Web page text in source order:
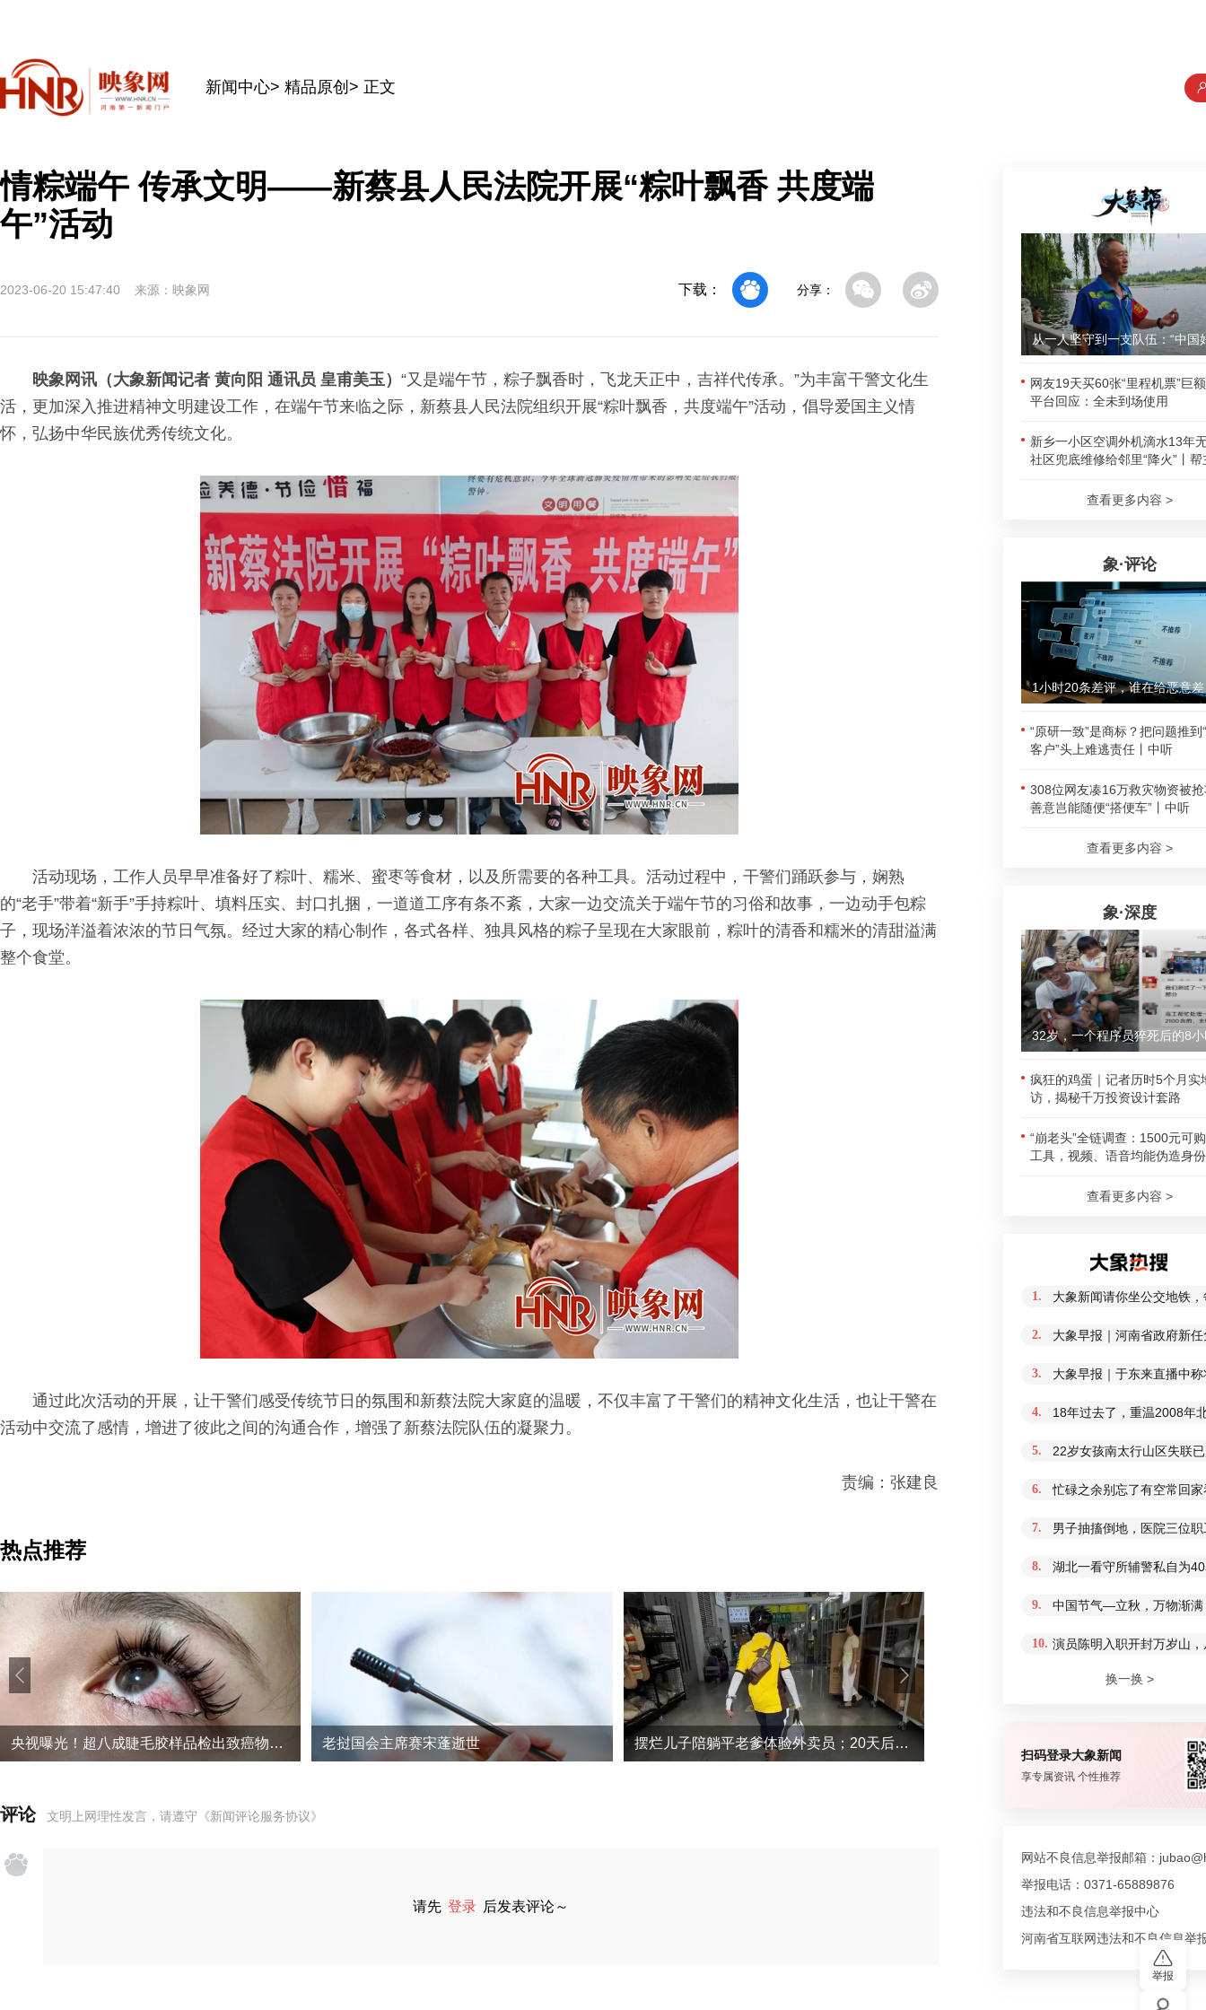
新闻中心> 精品原创 > 正文
情粽端午 传承文明——新蔡县人民法院开展“粽叶飘香 共度端
午”活动
2023-06-20 15:47:40 来源：映象网 下载： 分享：
映象网讯（大象新闻记者 黄向阳 通讯员 皇甫美玉） “又是端午节，粽子飘香时，飞龙天正中，吉祥代传承。”为丰富干警文化生
活，更加深入推进精神文明建设工作，在端午节来临之际，新蔡县人民法院组织开展“粽叶飘香，共度端午”活动，倡导爱国主义情
怀，弘扬中华民族优秀传统文化。
活动现场，工作人员早早准备好了粽叶、糯米、蜜枣等食材，以及所需要的各种工具。活动过程中，干警们踊跃参与，娴熟
的“老手”带着“新手”手持粽叶、填料压实、封口扎捆，一道道工序有条不紊，大家一边交流关于端午节的习俗和故事，一边动手包粽
子，现场洋溢着浓浓的节日气氛。经过大家的精心制作，各式各样、独具风格的粽子呈现在大家眼前，粽叶的清香和糯米的清甜溢满
整个食堂。
通过此次活动的开展，让干警们感受传统节日的氛围和新蔡法院大家庭的温暖，不仅丰富了干警们的精神文化生活，也让干警在
活动中交流了感情，增进了彼此之间的沟通合作，增强了新蔡法院队伍的凝聚力。
责编：张建良
热点推荐
央视曝光！超八成睫毛胶样品检出致癌物，部分成分接近502胶 老挝国会主席赛宋蓬逝世 摆烂儿子陪躺平老爹体验外卖员；20天后少年不再任性，父亲也开始自我反省 “不建议大家买深色蛋糕”上热搜！专家回
评论 文明上网理性发言，请遵守 《新闻评论服务协议》
请先 登录 后发表评论～
网友19天买60张“里程机票”巨
平台回应：全未到场使用
新乡一小区空调外机滴水13年
社区兜底维修给邻里“降火”丨帮
查看更多内容 >
象·评论
“原研一致”是商标？把问题推到
客户”头上难逃责任丨中听
308位网友凑16万救灾物资被
善意岂能随便“搭便车”丨中听
查看更多内容 >
象·深度
32岁，一个程序员猝死后的8
疯狂的鸡蛋｜记者历时5个月实
访，揭秘千万投资设计套路
“崩老头”全链调查：1500元可
工具，视频、语音均能伪造身份
查看更多内容 >
1. 大象新闻请你坐公交地铁
2. 大象早报｜河南省政府新
3. 大象早报｜于东来直播中
4. 18年过去了，重温2008年
5. 22岁女孩南太行山区失联
6. 忙碌之余别忘了有空常回家
7. 男子抽搐倒地，医院三位
8. 湖北一看守所辅警私自为
9. 中国节气—立秋，万物渐满
10. 演员陈明入职开封万岁山，
换一换 >
扫码登录大象新闻
享专属资讯 个性推荐
网站不良信息举报邮箱：
举报电话：0371-65889876
违法和不良信息举报中心
河南省互联网违法和不良信息举
举报